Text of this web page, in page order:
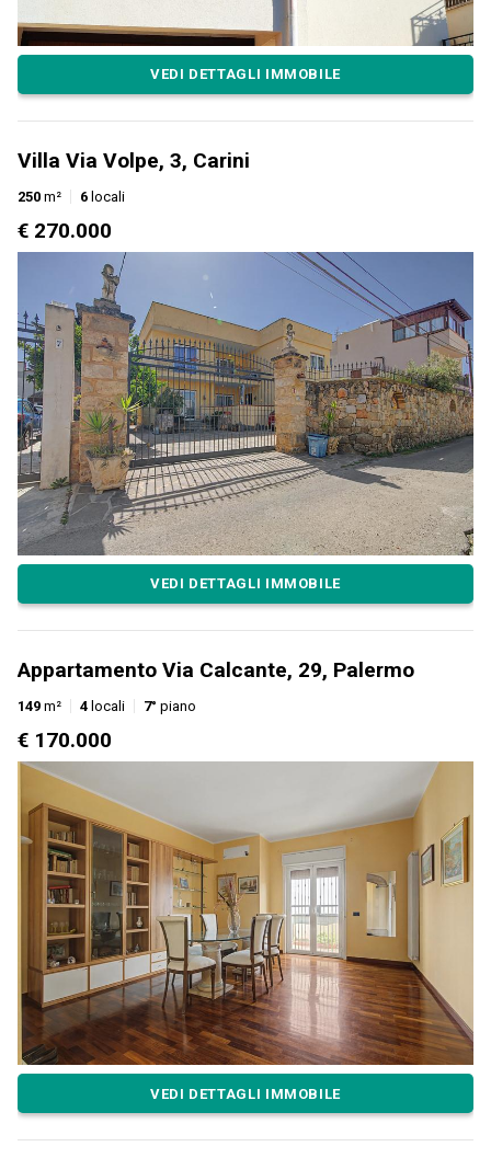
VEDI DETTAGLI IMMOBILE
Villa Via Volpe, 3, Carini
250 m² 6 locali
€ 270.000
VEDI DETTAGLI IMMOBILE
Appartamento Via Calcante, 29, Palermo
149 m² 4 locali 7° piano
€ 170.000
VEDI DETTAGLI IMMOBILE